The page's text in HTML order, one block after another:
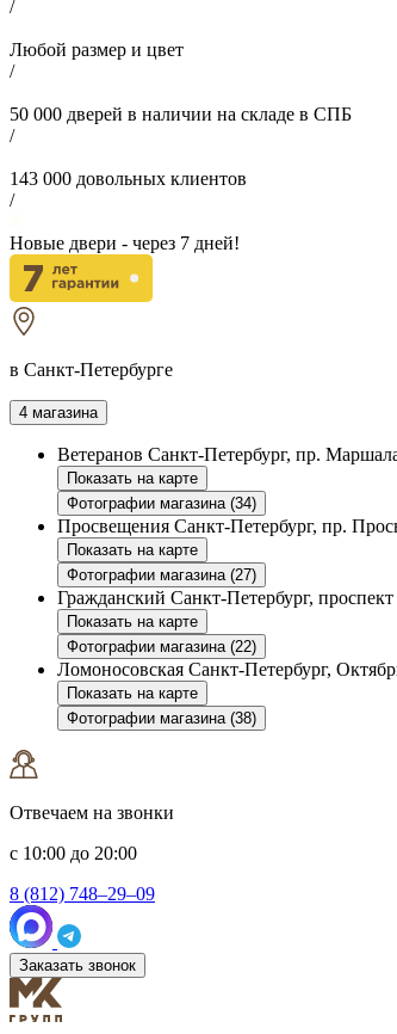
/
Любой размер и цвет
/
50 000 дверей в наличии на складе в СПБ
/
143 000 довольных клиентов
/
Новые двери - через 7 дней!
в Санкт-Петербурге
4 магазина
Ветеранов Санкт-Петербург, пр.
Показать на карте
Фотографии магазина (34)
Просвещения Санкт-Петербург, пр.
Показать на карте
Фотографии магазина (27)
Гражданский Санкт-Петербург,
Показать на карте
Фотографии магазина (22)
Ломоносовская Санкт-Петербург,
Показать на карте
Фотографии магазина (38)
Отвечаем на звонки
с 10:00 до 20:00
8 (812) 748–29–09
Заказать звонок